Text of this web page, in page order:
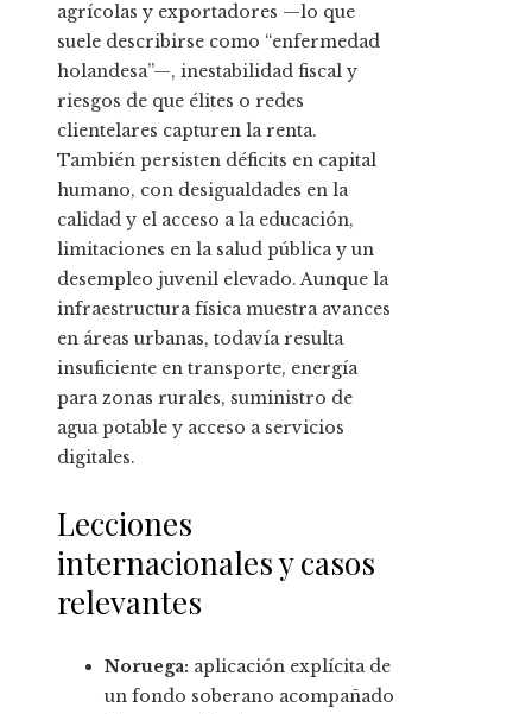
agrícolas y exportadores —lo que
suele describirse como “enfermedad
holandesa”—, inestabilidad fiscal y
riesgos de que élites o redes
clientelares capturen la renta.
También persisten déficits en capital
humano, con desigualdades en la
calidad y el acceso a la educación,
limitaciones en la salud pública y un
desempleo juvenil elevado. Aunque la
infraestructura física muestra avances
en áreas urbanas, todavía resulta
insuficiente en transporte, energía
para zonas rurales, suministro de
agua potable y acceso a servicios
digitales.
Lecciones
internacionales y casos
relevantes
Noruega: aplicación explícita de
un fondo soberano acompañado